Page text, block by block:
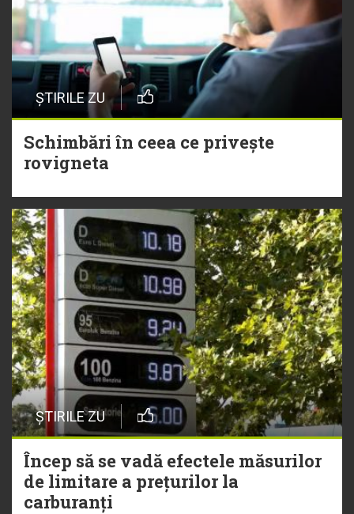
ȘTIRILE ZU
Schimbări în ceea ce privește
rovigneta
ȘTIRILE ZU
Încep să se vadă efectele măsurilor
de limitare a prețurilor la
carburanți